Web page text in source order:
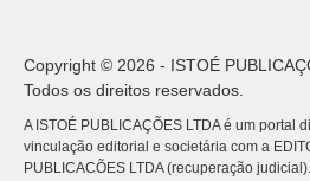
Copyright © 2026 - ISTOÉ
Todos os direitos reservados.
A ISTOÉ PUBLICAÇÕES LTDA é um portal
vinculação editorial e societária com a
PUBLICACÕES LTDA (recuperação